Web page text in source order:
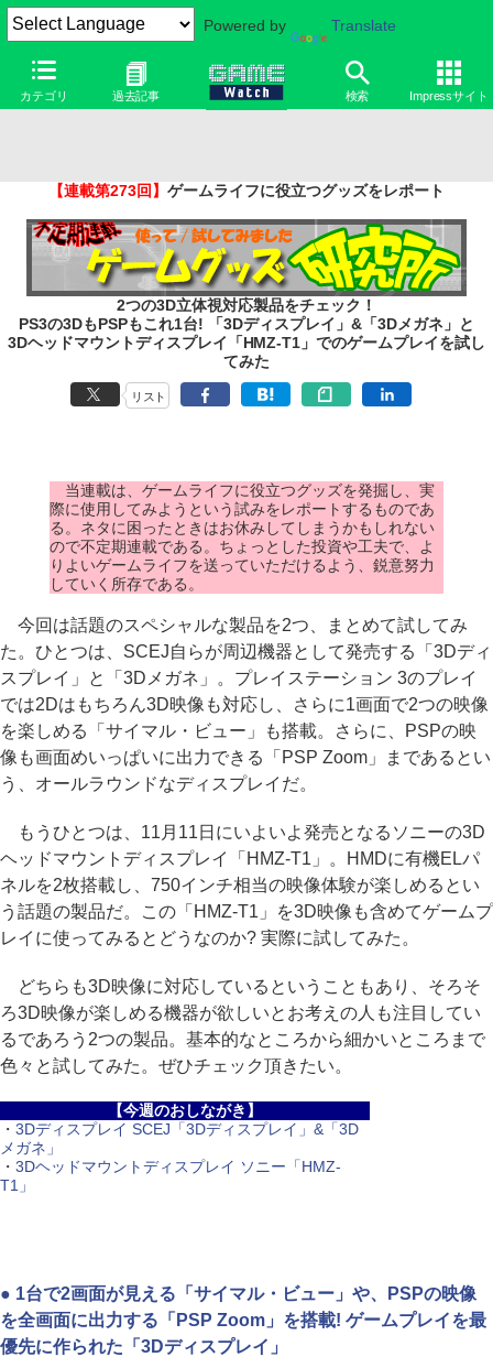
Powered by Translate
カテゴリ 過去記事 検索 Impressサイト
【連載第273回】ゲームライフに役立つグッズをレポート
2つの3D立体視対応製品をチェック！
PS3の3DもPSPもこれ1台! 「3Dディスプレイ」&「3Dメガネ」と
3Dヘッドマウントディスプレイ「HMZ-T1」でのゲームプレイを試し
てみた
リスト
当連載は、ゲームライフに役立つグッズを発掘し、実
際に使用してみようという試みをレポートするものであ
る。ネタに困ったときはお休みしてしまうかもしれない
ので不定期連載である。ちょっとした投資や工夫で、よ
りよいゲームライフを送っていただけるよう、鋭意努力
していく所存である。
今回は話題のスペシャルな製品を2つ、まとめて試してみ
た。ひとつは、SCEJ自らが周辺機器として発売する「3Dディ
スプレイ」と「3Dメガネ」。プレイステーション 3のプレイ
では2Dはもちろん3D映像も対応し、さらに1画面で2つの映像
を楽しめる「サイマル・ビュー」も搭載。さらに、PSPの映
像も画面めいっぱいに出力できる「PSP Zoom」まであるとい
う、オールラウンドなディスプレイだ。
もうひとつは、11月11日にいよいよ発売となるソニーの3D
ヘッドマウントディスプレイ「HMZ-T1」。HMDに有機ELパ
ネルを2枚搭載し、750インチ相当の映像体験が楽しめるとい
う話題の製品だ。この「HMZ-T1」を3D映像も含めてゲームプ
レイに使ってみるとどうなのか? 実際に試してみた。
どちらも3D映像に対応しているということもあり、そろそ
ろ3D映像が楽しめる機器が欲しいとお考えの人も注目してい
るであろう2つの製品。基本的なところから細かいところまで
色々と試してみた。ぜひチェック頂きたい。
【今週のおしながき】
・ 3Dディスプレイ SCEJ「3Dディスプレイ」&「3D
メガネ」
・ 3Dヘッドマウントディスプレイ ソニー「HMZ-
T1」
● 1台で2画面が見える「サイマル・ビュー」や、PSPの映像
を全画面に出力する「PSP Zoom」を搭載! ゲームプレイを最
優先に作られた「3Dディスプレイ」